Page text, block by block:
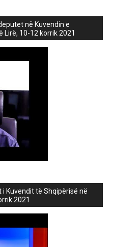
në Kuvendin e
Lirë, 10-12 korrik 2021
i Kuvendit të Shqipërisë në
2021